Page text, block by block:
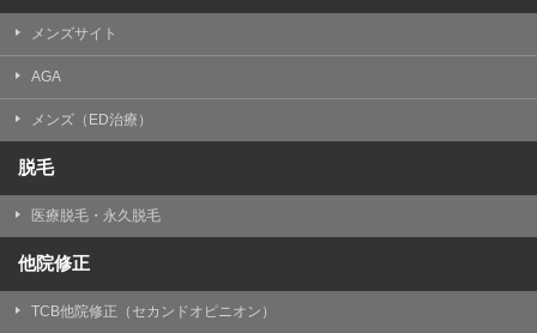
メンズサイト
AGA
メンズ（ED治療）
脱毛
医療脱毛・永久脱毛
他院修正
TCB他院修正（セカンドオピニオン）